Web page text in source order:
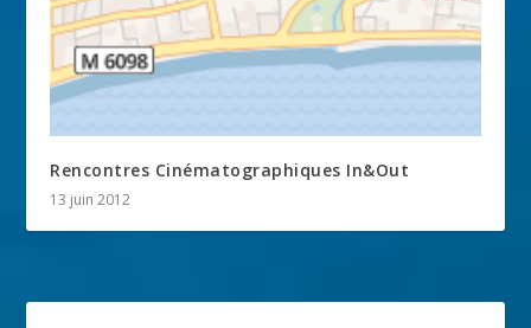
Rencontres Cinématographiques In&Out
13 juin 2012